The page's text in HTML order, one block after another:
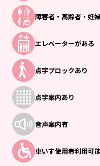
障害者・高齢者・ 妊
エレベーターがある
点字ブロックあり
点字案内あり
音声案内有
車いす使用者利用可